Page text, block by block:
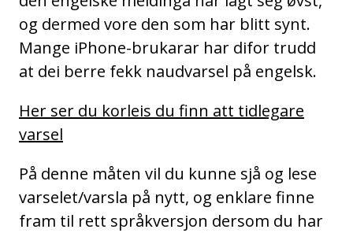
og dermed vore den som har blitt synt.
Mange iPhone-brukarar har difor trudd
at dei berre fekk naudvarsel på engelsk.
Her ser du korleis du finn att tidlegare
varsel
På denne måten vil du kunne sjå og lese
varselet/varsla på nytt, og enklare finne
fram til rett språkversjon dersom du har